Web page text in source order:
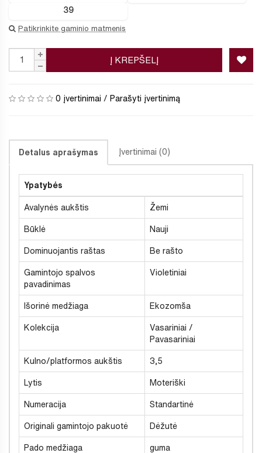
39
Patikrinkite gaminio matmenis
Į KREPŠELĮ
0 įvertinimai / Parašyti įvertinimą
Detalus aprašymas Įvertinimai (0)
Ypatybės
Avalynės aukštis Žemi
Būklė Nauji
Dominuojantis raštas Be rašto
Gamintojo spalvos
pavadinimas
Violetiniai
Išorinė medžiaga Ekozomša
Kolekcija
Vasariniai /
Pavasariniai
Kulno/platformos aukštis 3,5
Lytis Moteriški
Numeracija Standartinė
Originali gamintojo pakuotė Dėžutė
Pado medžiaga guma